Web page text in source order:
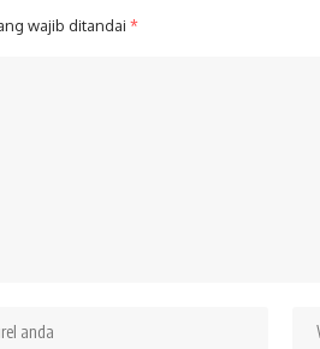
wajib ditandai *